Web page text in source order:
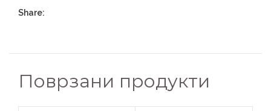
Share:
Поврзани продукти